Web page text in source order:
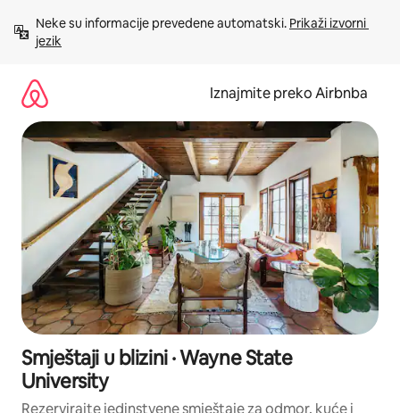
sadržaj
Neke su informacije prevedene automatski. Prikaži izvorni
jezik
Iznajmite preko Airbnba
Smještaji u blizini · Wayne State
University
Rezervirajte jedinstvene smještaje za odmor, kuće i